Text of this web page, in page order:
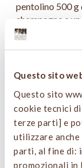
Questo sito
Questo sito
cookie tecnici
terze parti] e
utilizzare
parti, al fine di:
promozionali in
pentolino 500 g
champagne e
tutto a bollore,
bollore, unirvi
ore a 60°C,
Prendere 2